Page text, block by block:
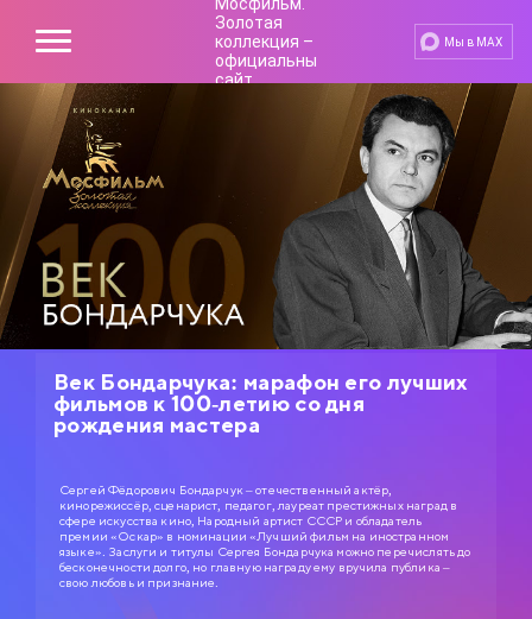
Мы в MAX
Век Бондарчука: марафон его лучших
фильмов к 100-летию со дня
рождения мастера
Сергей Фёдорович Бондарчук – отечественный актёр,
кинорежиссёр, сценарист, педагог, лауреат престижных наград в
сфере искусства кино, Народный артист СССР и обладатель
премии «Оскар» в номинации «Лучший фильм на иностранном
языке». Заслуги и титулы Сергея Бондарчука можно перечислять до
бесконечности долго, но главную награду ему вручила публика –
свою любовь и признание.